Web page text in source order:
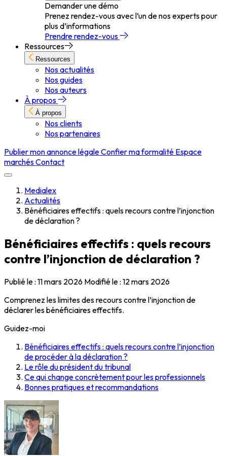
Demander une démo
Prenez rendez-vous avec l’un de nos experts pour
plus d’informations
Prendre rendez-vous
Ressources
Ressources
Nos actualités
Nos guides
Nos auteurs
À propos
À propos
Nos clients
Nos partenaires
Publier mon annonce légaleConfier ma formalité Espace
marchésContact
Medialex
Actualités
Bénéficiaires effectifs : quels recours contre l’injonction
de déclaration ?
Bénéficiaires effectifs : quels recours
contre l’injonction de déclaration ?
Publié le : 11 mars 2026 Modifié le : 12 mars 2026
Comprenez les limites des recours contre l’injonction de
déclarer les bénéficiaires effectifs.
Guidez-moi
Bénéficiaires effectifs : quels recours contre l’injonction
de procéder à la déclaration ?
Le rôle du président du tribunal
Ce qui change concrètement pour les professionnels
Bonnes pratiques et recommandations